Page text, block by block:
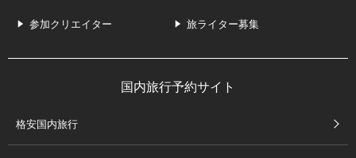
参加クリエイター 旅ライター募集
国内旅行予約サイト
格安国内旅行